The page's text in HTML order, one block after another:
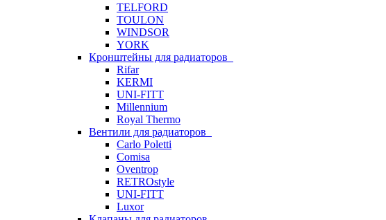
TELFORD
TOULON
WINDSOR
YORK
Кронштейны для радиаторов
Rifar
KERMI
UNI-FITT
Millennium
Royal Thermo
Вентили для радиаторов
Carlo Poletti
Comisa
Oventrop
RETROstyle
UNI-FITT
Luxor